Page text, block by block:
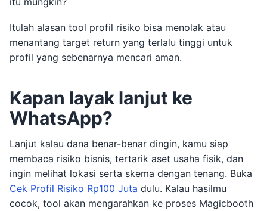
Itulah alasan tool profil risiko bisa menolak atau
menantang target return yang terlalu tinggi untuk
profil yang sebenarnya mencari aman.
Kapan layak lanjut ke
WhatsApp?
Lanjut kalau dana benar-benar dingin, kamu siap
membaca risiko bisnis, tertarik aset usaha fisik, dan
ingin melihat lokasi serta skema dengan tenang. Buka
Cek Profil Risiko Rp100 Juta dulu. Kalau hasilmu
cocok, tool akan mengarahkan ke proses Magicbooth